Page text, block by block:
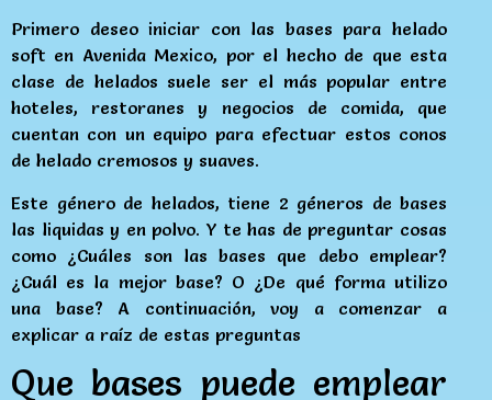
Primero deseo iniciar con las bases para helado
soft en Avenida Mexico, por el hecho de que esta
clase de helados suele ser el más popular entre
hoteles, restoranes y negocios de comida, que
cuentan con un equipo para efectuar estos conos
de helado cremosos y suaves.
Este género de helados, tiene 2 géneros de bases
las liquidas y en polvo. Y te has de preguntar cosas
como ¿Cuáles son las bases que debo emplear?
¿Cuál es la mejor base? O ¿De qué forma utilizo
una base? A continuación, voy a comenzar a
explicar a raíz de estas preguntas
Que bases puede emplear